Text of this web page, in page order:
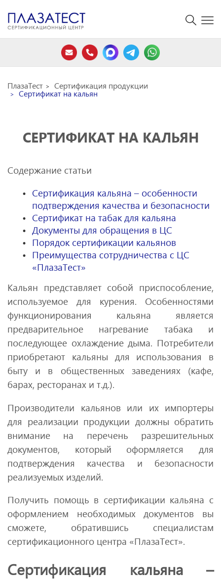
ПлазаТест Сертификация продукции
Сертификат на кальян
СЕРТИФИКАТ НА КАЛЬЯН
Содержание статьи
Сертификация кальяна – особенности
подтверждения качества и безопасности
Сертификат на табак для кальяна
Документы для обращения в ЦС
Порядок сертификации кальянов
Преимущества сотрудничества с ЦС
«ПлазаТест»
Кальян представляет собой приспособление,
используемое для курения. Особенностями
функционирования кальяна является
предварительное нагревание табака и
последующее охлаждение дыма. Потребители
приобретают кальяны для использования в
быту и в общественных заведениях (кафе,
барах, ресторанах и т.д.).
Производители кальянов или их импортеры
для реализации продукции должны обратить
внимание на перечень разрешительных
документов, который оформляется для
подтверждения качества и безопасности
реализуемых изделий.
Получить помощь в сертификации кальяна с
оформлением необходимых документов вы
сможете, обратившись специалистам
сертификационного центра «ПлазаТест».
Сертификация кальяна –